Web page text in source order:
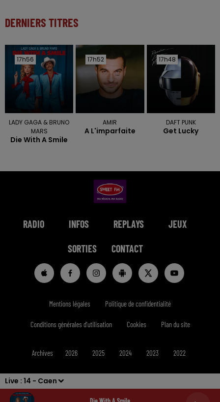
Live : 14 - Caen
DERNIERS TITRES
17h56
17h56
LADY GAGA & BRUNO
MARS
Die With A Smile
17h52
17h52
AMIR
A L'imparfaite
17h48
17h48
DAFT PUNK
Get Lucky
RADIO INFOS REPLAYS JEUX
SORTIES CONTACT
Mentions légales Politique de confidentialité
Conditions générales d'utilisation Cookies Plan du site
Archives 2026 2025 2024 2023 2022